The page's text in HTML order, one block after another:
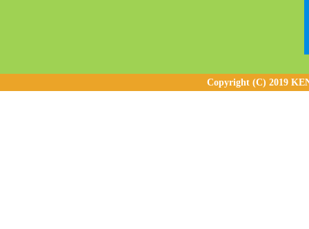
Copyright (C) 2019